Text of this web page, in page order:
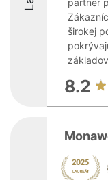
partner
širokej
8.2